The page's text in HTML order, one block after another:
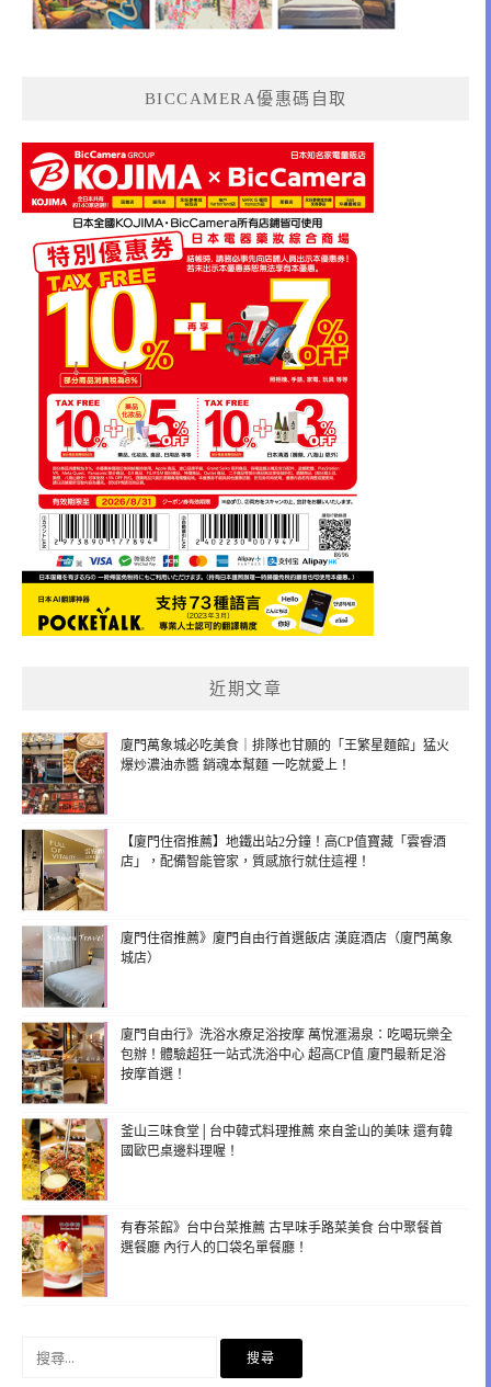
BICCAMERA優惠碼自取
近期文章
廈門萬象城必吃美食｜排隊也甘願的「王繁星麵館」猛火
爆炒濃油赤醬 銷魂本幫麵 一吃就愛上！
【廈門住宿推薦】地鐵出站2分鐘！高CP值寶藏「雲睿酒
店」，配備智能管家，質感旅行就住這裡！
廈門住宿推薦》廈門自由行首選飯店 漢庭酒店（廈門萬象
城店）
廈門自由行》洗浴水療足浴按摩 萬悅滙湯泉：吃喝玩樂全
包辦！體驗超狂一站式洗浴中心 超高CP值 廈門最新足浴
按摩首選！
釜山三味食堂│台中韓式料理推薦 來自釜山的美味 還有韓
國歐巴桌邊料理喔！
有春茶館》台中台菜推薦 古早味手路菜美食 台中聚餐首
選餐廳 內行人的口袋名單餐廳！